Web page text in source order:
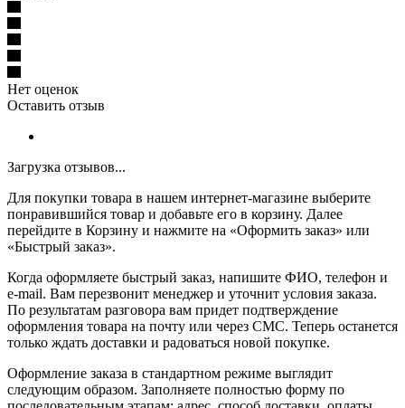
Нет оценок
Оставить отзыв
Загрузка отзывов...
Для покупки товара в нашем интернет-магазине выберите
понравившийся товар и добавьте его в корзину. Далее
перейдите в Корзину и нажмите на «Оформить заказ» или
«Быстрый заказ».
Когда оформляете быстрый заказ, напишите ФИО, телефон и
e-mail. Вам перезвонит менеджер и уточнит условия заказа.
По результатам разговора вам придет подтверждение
оформления товара на почту или через СМС. Теперь останется
только ждать доставки и радоваться новой покупке.
Оформление заказа в стандартном режиме выглядит
следующим образом. Заполняете полностью форму по